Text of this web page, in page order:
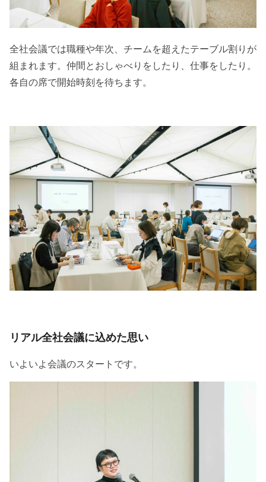
全社会議では職種や年次、チームを超えたテーブル割りが
組まれます。仲間とおしゃべりをしたり、仕事をしたり。
各自の席で開始時刻を待ちます。
リアル全社会議に込めた思い
いよいよ会議のスタートです。